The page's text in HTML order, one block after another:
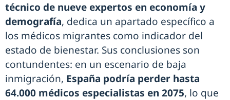
técnico de nueve expertos en economía y
demografía, dedica un apartado específico a
los médicos migrantes como indicador del
estado de bienestar. Sus conclusiones son
contundentes: en un escenario de baja
inmigración, España podría perder hasta
64.000 médicos especialistas en 2075, lo que